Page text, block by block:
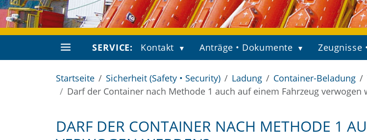
SERVICE: Kontakt Anträge • Dokumente Zeugnisse
Startseite Sicherheit (Safety • Security) Ladung Container-Beladung
Darf der Container nach Methode 1 auch auf einem Fahrzeug verwogen
DARF DER CONTAINER NACH METHODE 1